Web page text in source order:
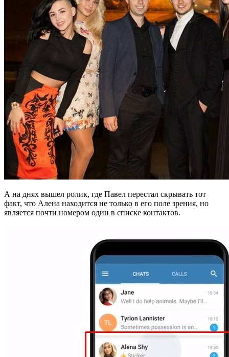
А на днях вышел ролик, где Павел перестал скрывать тот
факт, что Алена находится не только в его поле зрения, но
является почти номером один в списке контактов.